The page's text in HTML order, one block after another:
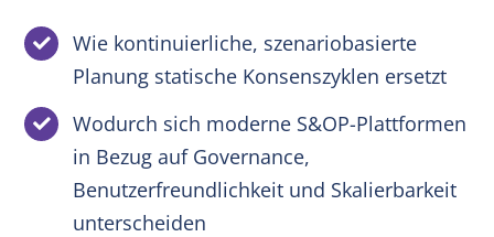
Wie kontinuierliche, szenariobasierte
Planung statische Konsenszyklen ersetzt
Wodurch sich moderne S&OP-Plattformen
in Bezug auf Governance,
Benutzerfreundlichkeit und Skalierbarkeit
unterscheiden